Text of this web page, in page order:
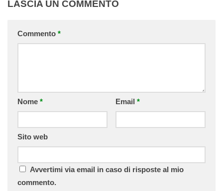
LASCIA UN COMMENTO
Commento *
Nome * Email *
Sito web
Avvertimi via email in caso di risposte al mio
commento.